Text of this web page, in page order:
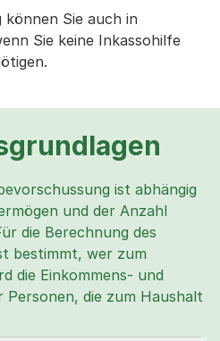
können Sie auch in
Sie keine Inkassohilfe
ist abhängig
und der Anzahl
die Berechnung des
bestimmt, wer zum
die Einkommens- und
Personen, die zum Haushalt